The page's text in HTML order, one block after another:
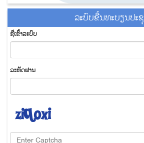
ລະ​ບົບ​ຂື້ນ​ທະ​ບຽນ​ປະ​
ຊື່​ເຂົ້າ​ລະ​ບົບ
​ລະ​ຫັດ​ຜ່ານ